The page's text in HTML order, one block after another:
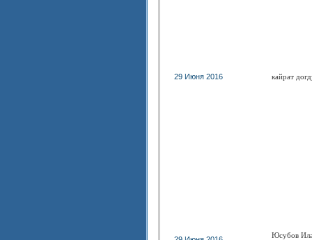
29 Июня 2016 кайрат
Юсубов